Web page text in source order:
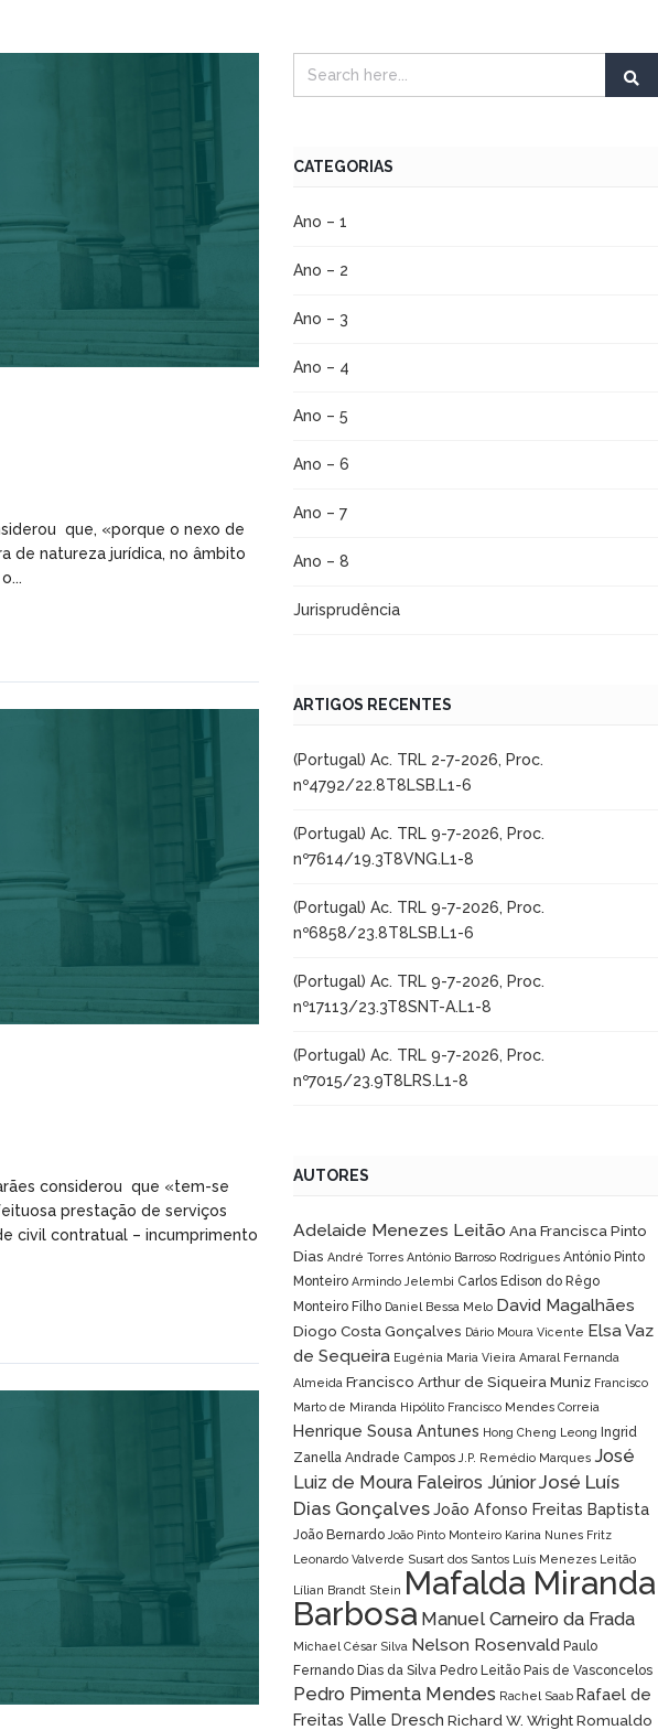
que, «porque o nexo de
de natureza jurídica, no âmbito
considerou que «tem-se
prestação de serviços
civil contratual – incumprimento
CATEGORIAS
Ano – 1
Ano – 2
Ano – 3
Ano – 4
Ano – 5
Ano – 6
Ano – 7
Ano – 8
Jurisprudência
ARTIGOS RECENTES
(Portugal) Ac. TRL 2-7-2026, Proc.
nº4792/22.8T8LSB.L1-6
(Portugal) Ac. TRL 9-7-2026, Proc.
nº7614/19.3T8VNG.L1-8
(Portugal) Ac. TRL 9-7-2026, Proc.
nº6858/23.8T8LSB.L1-6
(Portugal) Ac. TRL 9-7-2026, Proc.
nº17113/23.3T8SNT-A.L1-8
(Portugal) Ac. TRL 9-7-2026, Proc.
nº7015/23.9T8LRS.L1-8
AUTORES
Adelaide Menezes Leitão Ana Francisca Pinto
Dias André Torres António Barroso Rodrigues António Pinto
Monteiro Armindo Jelembi Carlos Edison do Rêgo
Monteiro Filho Daniel Bessa Melo David Magalhães
Diogo Costa Gonçalves Dário Moura Vicente Elsa Vaz
de Sequeira Eugénia Maria Vieira Amaral Fernanda
Almeida Francisco Arthur de Siqueira Muniz Francisco
Marto de Miranda Hipólito Francisco Mendes Correia
Henrique Sousa Antunes Hong Cheng Leong Ingrid
Zanella Andrade Campos J.P. Remédio Marques José
Luiz de Moura Faleiros JúniorJosé Luís
Dias GonçalvesJoão Afonso Freitas Baptista
João Bernardo João Pinto Monteiro Karina Nunes Fritz
Leonardo Valverde Susart dos Santos Luís Menezes Leitão
Lílian Brandt Stein Mafalda Miranda
Barbosa Manuel Carneiro da Frada
Michael César Silva Nelson Rosenvald Paulo
Fernando Dias da Silva Pedro Leitão Pais de Vasconcelos
Pedro Pimenta Mendes Rachel Saab Rafael de
Freitas Valle Dresch Richard W. WrightRomualdo